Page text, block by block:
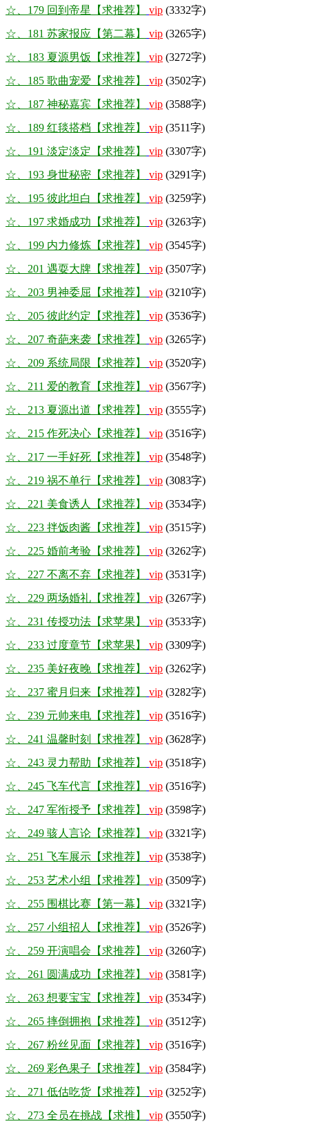
☆、179 回到帝星【求推荐】
vip (3332字)
☆、181 苏家报应【第二幕】
vip (3265字)
☆、183 夏源男饭【求推荐】
vip (3272字)
☆、185 歌曲宠爱【求推荐】
vip (3502字)
☆、187 神秘嘉宾【求推荐】
vip (3588字)
☆、189 红毯搭档【求推荐】
vip (3511字)
☆、191 淡定淡定【求推荐】
vip (3307字)
☆、193 身世秘密【求推荐】
vip (3291字)
☆、195 彼此坦白【求推荐】
vip (3259字)
☆、197 求婚成功【求推荐】
vip (3263字)
☆、199 内力修炼【求推荐】
vip (3545字)
☆、201 遇耍大牌【求推荐】
vip (3507字)
☆、203 男神委屈【求推荐】
vip (3210字)
☆、205 彼此约定【求推荐】
vip (3536字)
☆、207 奇葩来袭【求推荐】
vip (3265字)
☆、209 系统局限【求推荐】
vip (3520字)
☆、211 爱的教育【求推荐】
vip (3567字)
☆、213 夏源出道【求推荐】
vip (3555字)
☆、215 作死决心【求推荐】
vip (3516字)
☆、217 一手好死【求推荐】
vip (3548字)
☆、219 祸不单行【求推荐】
vip (3083字)
☆、221 美食诱人【求推荐】
vip (3534字)
☆、223 拌饭肉酱【求推荐】
vip (3515字)
☆、225 婚前考验【求推荐】
vip (3262字)
☆、227 不离不弃【求推荐】
vip (3531字)
☆、229 两场婚礼【求推荐】
vip (3267字)
☆、231 传授功法【求苹果】
vip (3533字)
☆、233 过度章节【求苹果】
vip (3309字)
☆、235 美好夜晚【求推荐】
vip (3262字)
☆、237 蜜月归来【求推荐】
vip (3282字)
☆、239 元帅来电【求推荐】
vip (3516字)
☆、241 温馨时刻【求推荐】
vip (3628字)
☆、243 灵力帮助【求推荐】
vip (3518字)
☆、245 飞车代言【求推荐】
vip (3516字)
☆、247 军衔授予【求推荐】
vip (3598字)
☆、249 骇人言论【求推荐】
vip (3321字)
☆、251 飞车展示【求推荐】
vip (3538字)
☆、253 艺术小组【求推荐】
vip (3509字)
☆、255 围棋比赛【第一幕】
vip (3321字)
☆、257 小组招人【求推荐】
vip (3526字)
☆、259 开演唱会【求推荐】
vip (3260字)
☆、261 圆满成功【求推荐】
vip (3581字)
☆、263 想要宝宝【求推荐】
vip (3534字)
☆、265 摔倒拥抱【求推荐】
vip (3512字)
☆、267 粉丝见面【求推荐】
vip (3516字)
☆、269 彩色果子【求推荐】
vip (3584字)
☆、271 低估吃货【求推荐】
vip (3252字)
☆、273 全员在挑战【求推】
vip (3550字)